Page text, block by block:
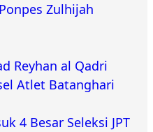
Zulhijah
Reyhan al Qadri
Atlet Batanghari
4 Besar Seleksi JPT